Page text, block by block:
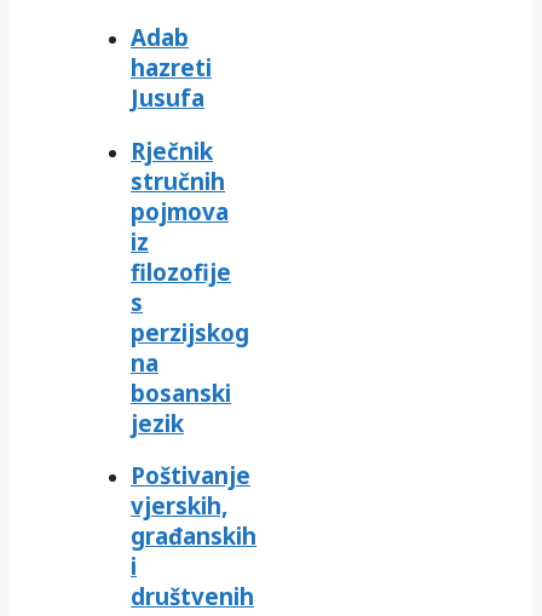
Adab
hazreti
Jusufa
Rječnik
stručnih
pojmova
iz
filozofije
s
perzijskog
na
bosanski
jezik
Poštivanje
vjerskih,
građanskih
i
društvenih